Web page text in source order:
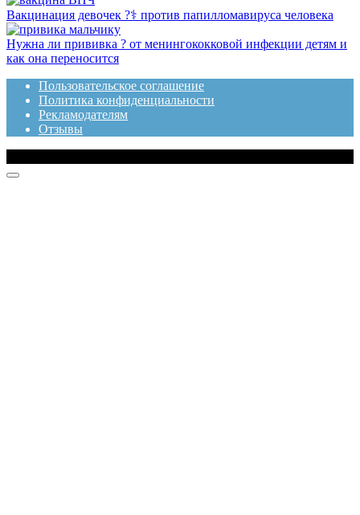
Вакцинация девочек ?‍⚕️ против папилломавируса человека
Нужна ли прививка ? от менингококковой инфекции детям и
как она переносится
Пользовательское соглашение
Политика конфиденциальности
Рекламодателям
Отзывы